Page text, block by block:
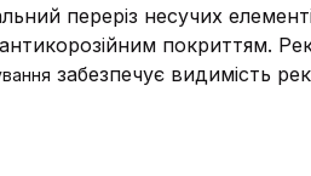
переріз несучих
покриттям.
забезпечує видимість